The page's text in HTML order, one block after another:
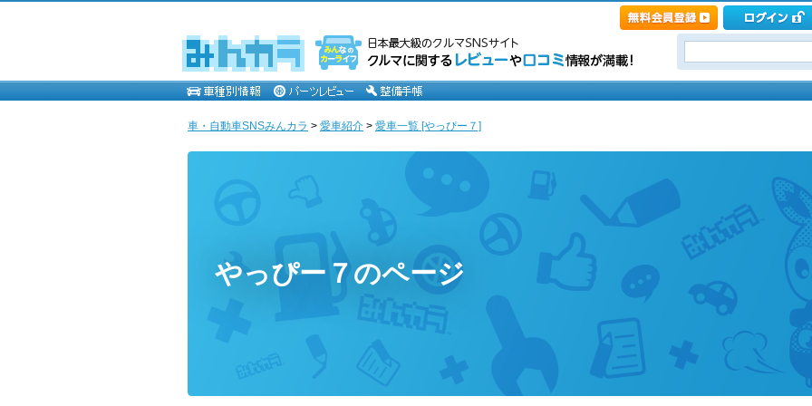
車・自動車SNSみんカラ > 愛車紹介 > 愛車一覧 [やっぴー７]
やっぴー７のページ